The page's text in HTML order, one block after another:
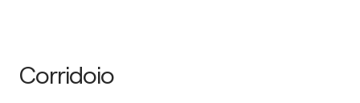
Corridoio